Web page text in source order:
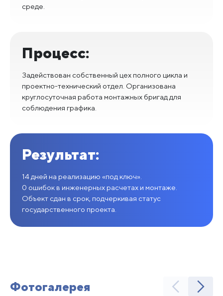
среде.
Процесс:
Задействован собственный цех полного цикла и
проектно-технический отдел. Организована
круглосуточная работа монтажных бригад для
соблюдения графика.
Результат:
14 дней на реализацию «под ключ».
0 ошибок в инженерных расчетах и монтаже.
Объект сдан в срок, подчеркивая статус
государственного проекта.
Фотогалерея